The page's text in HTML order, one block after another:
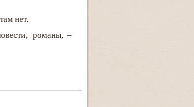
нет.
романы, –